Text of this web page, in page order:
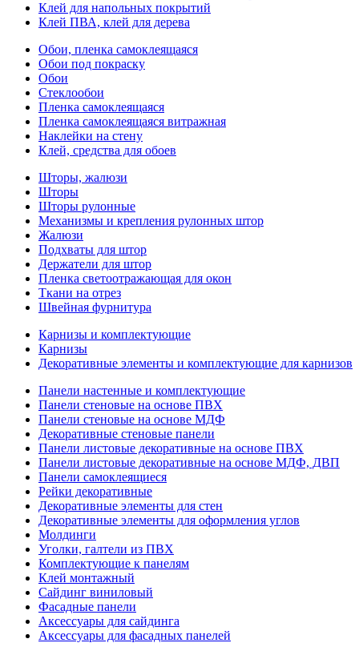
Клей для напольных покрытий
Клей ПВА, клей для дерева
Обои, пленка самоклеящаяся
Обои под покраску
Обои
Стеклообои
Пленка самоклеящаяся
Пленка самоклеящаяся витражная
Наклейки на стену
Клей, средства для обоев
Шторы, жалюзи
Шторы
Шторы рулонные
Механизмы и крепления рулонных штор
Жалюзи
Подхваты для штор
Держатели для штор
Пленка светоотражающая для окон
Ткани на отрез
Швейная фурнитура
Карнизы и комплектующие
Карнизы
Декоративные элементы и комплектующие для карнизов
Панели настенные и комплектующие
Панели стеновые на основе ПВХ
Панели стеновые на основе МДФ
Декоративные стеновые панели
Панели листовые декоративные на основе ПВХ
Панели листовые декоративные на основе МДФ, ДВП
Панели самоклеящиеся
Рейки декоративные
Декоративные элементы для стен
Декоративные элементы для оформления углов
Молдинги
Уголки, галтели из ПВХ
Комплектующие к панелям
Клей монтажный
Сайдинг виниловый
Фасадные панели
Аксессуары для сайдинга
Аксессуары для фасадных панелей